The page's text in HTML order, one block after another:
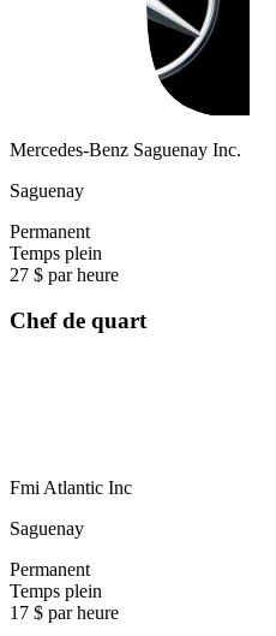
Mercedes-Benz Saguenay Inc.
Saguenay
Permanent
Temps plein
27 $ par heure
Chef de quart
Fmi Atlantic Inc
Saguenay
Permanent
Temps plein
17 $ par heure